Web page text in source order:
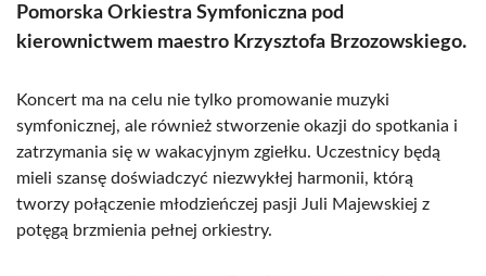
Pomorska Orkiestra Symfoniczna pod
kierownictwem maestro Krzysztofa Brzozowskiego.
Koncert ma na celu nie tylko promowanie muzyki
symfonicznej, ale również stworzenie okazji do spotkania i
zatrzymania się w wakacyjnym zgiełku. Uczestnicy będą
mieli szansę doświadczyć niezwykłej harmonii, którą
tworzy połączenie młodzieńczej pasji Juli Majewskiej z
potęgą brzmienia pełnej orkiestry.